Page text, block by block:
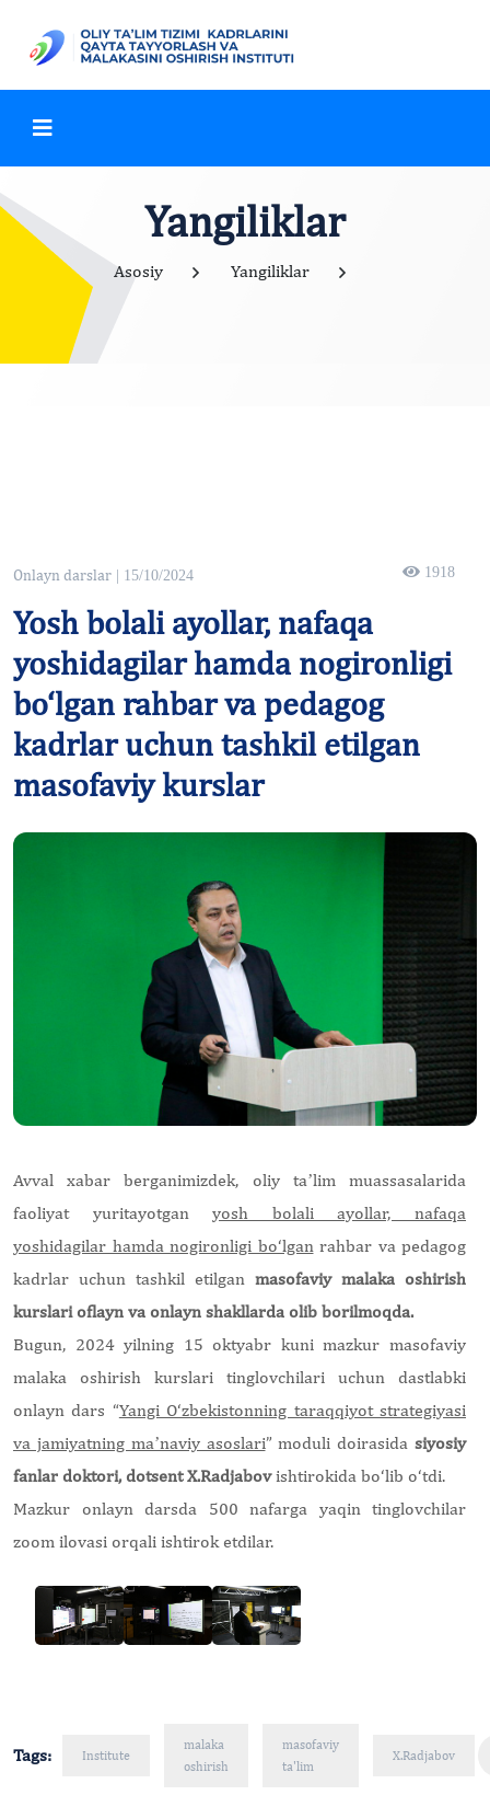
Yangiliklar
Asosiy Yangiliklar
Onlayn darslar | 15/10/2024 1918
Yosh bolali ayollar, nafaqa
yoshidagilar hamda nogironligi
bo‘lgan rahbar va pedagog
kadrlar uchun tashkil etilgan
masofaviy kurslar
Avval xabar berganimizdek, oliy taʼlim muassasalarida
faoliyat yuritayotganyosh bolali ayollar, nafaqa
yoshidagilar hamda nogironligi bo‘lganrahbar va pedagog
kadrlar uchun tashkil etilgan masofaviy malaka oshirish
kurslari oflayn va onlayn shakllarda olib borilmoqda.
Bugun, 2024 yilning 15 oktyabr kuni mazkur masofaviy
malaka oshirish kurslari tinglovchilari uchun dastlabki
onlayn dars “Yangi O‘zbekistonning taraqqiyot strategiyasi
va jamiyatning maʼnaviy asoslari” moduli doirasida siyosiy
fanlar doktori, dotsent X.Radjabovishtirokida bo‘lib o‘tdi.
Mazkur onlayn darsda 500 nafarga yaqin tinglovchilar
zoom ilovasi orqali ishtirok etdilar.
Tags: Institute
malaka
oshirish
masofaviy
ta'lim
X.Radjabov